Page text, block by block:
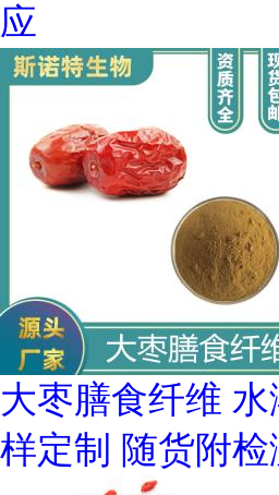
应
大枣膳食纤维
样定制 随货附检